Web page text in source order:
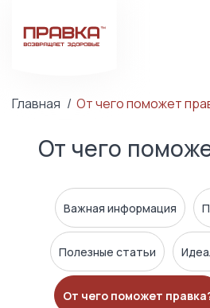
Главная От чего поможет
От чего
Важная информация
Полезные статьи
От чего поможет